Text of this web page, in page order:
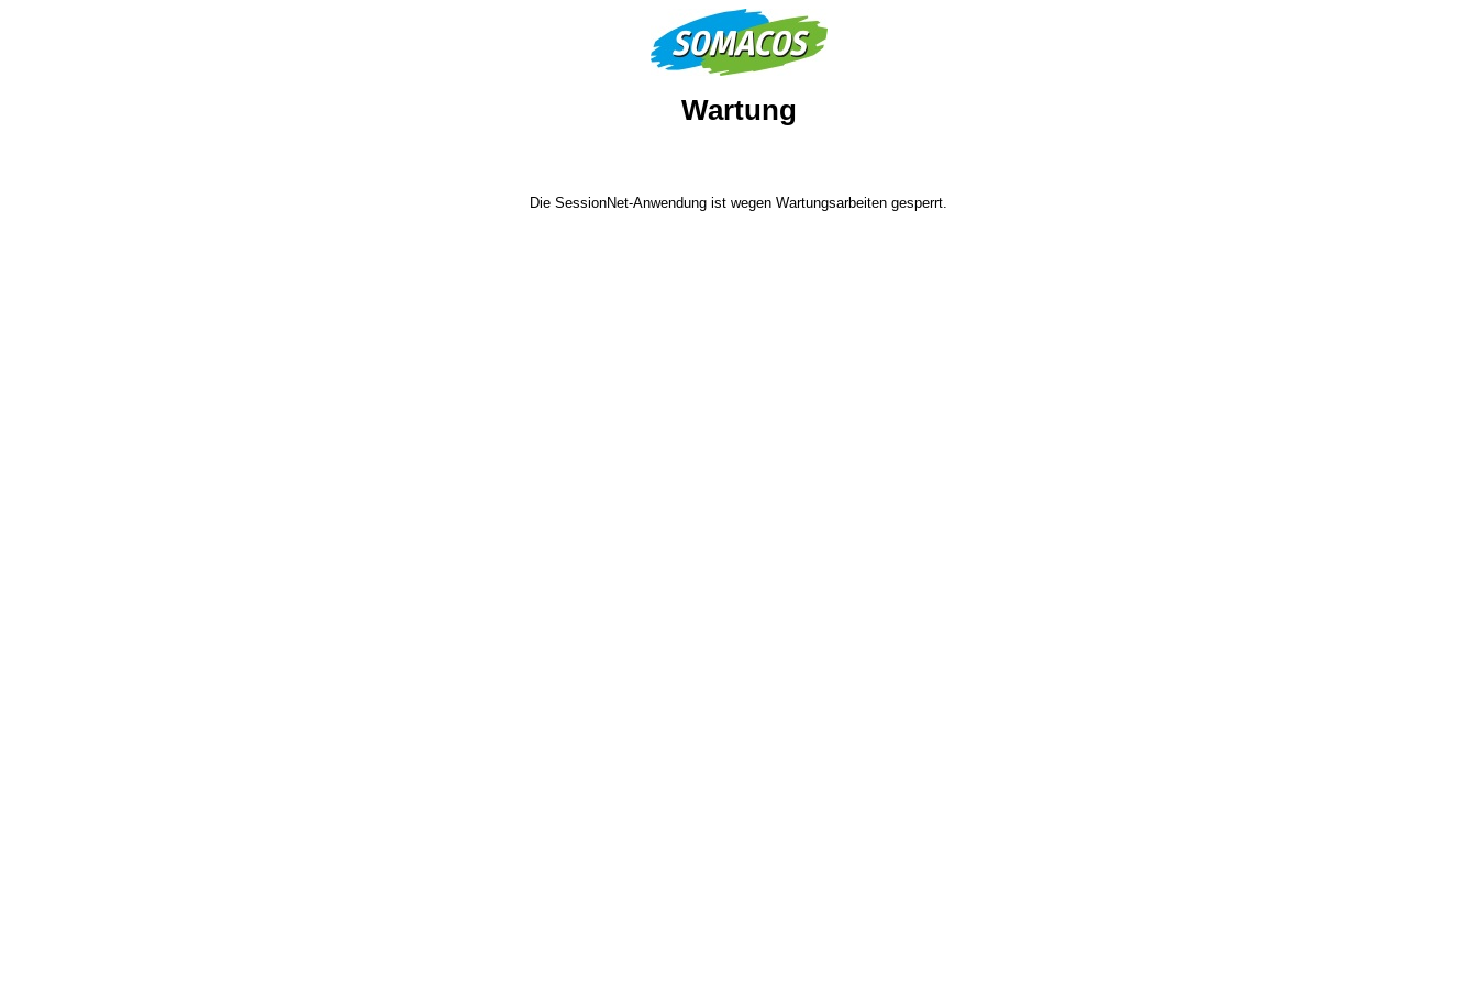
Wartung
Die SessionNet-Anwendung ist wegen Wartungsarbeiten gesperrt.